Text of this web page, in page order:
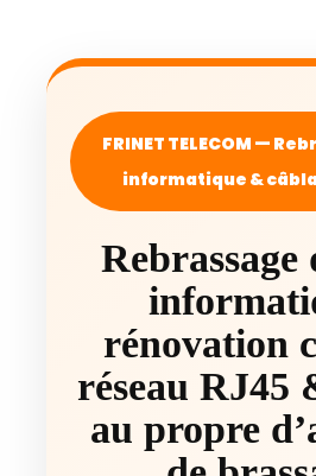
FRINET TELECOM —
informatique &
Rebrassage
rénovation
réseau RJ45
au propre